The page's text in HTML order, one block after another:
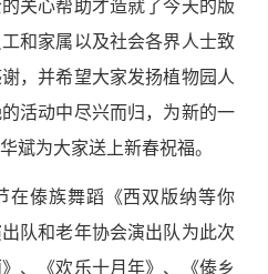
关心帮助才造就了今天的版
和家属以及社会各界人士致
，并希望大家发扬植物园人
活动中尽兴而归，为新的一
斌为大家送上新春祝福。
傣族舞蹈《西双版纳等你
队和老年协会演出队为此次
、《欢乐十月年》、《傣乡